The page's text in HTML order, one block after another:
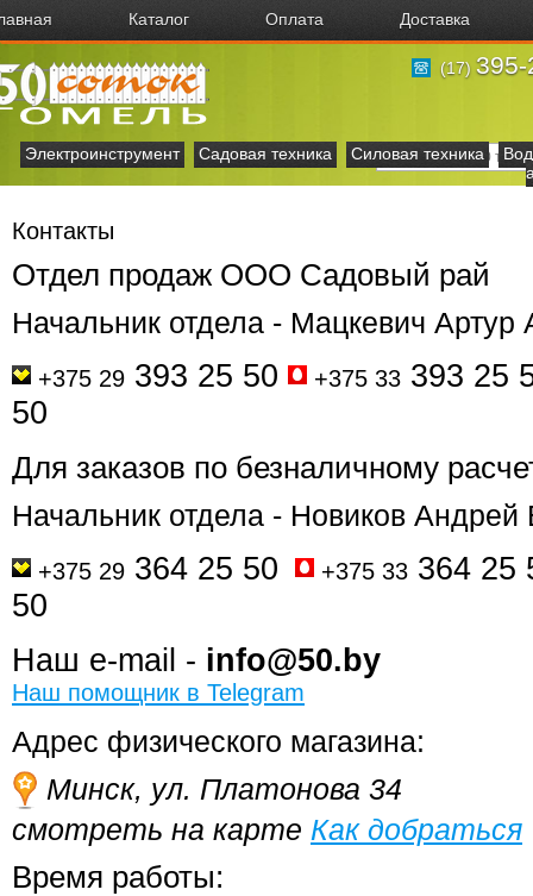
Каталог Оплата Доставка
(17) 395-
Электроинструмент Садовая техника Силовая техника
Контакты
Отдел продаж ООО Садовый рай
Начальник отдела - Мацкевич Артур
+375 29 393 25 50 +375 33 393 25
50
Для заказов по безналичному
Начальник отдела - Новиков Андрей
+375 29 364 25 50 +375 33 364 25
50
Наш e-mail - info@50.by
Наш помощник в Telegram
Адрес физического магазина:
Минск, ул. Платонова 34
смотреть на карте Как добраться
Время работы: